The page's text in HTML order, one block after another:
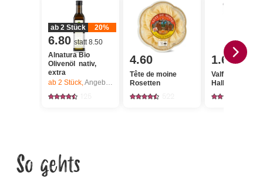
ab 2 Stück 20%
6.80 statt 8.50
Alnatura Bio
Olivenöl nativ,
extra
ab 2 Stück,Angebot gilt nur vom 6.8. bis 12.8.2026, solange Vorrat.
4.60
Tête de moine
Rosetten
1.65
Valflora Saurer
Halbrahm
So gehts